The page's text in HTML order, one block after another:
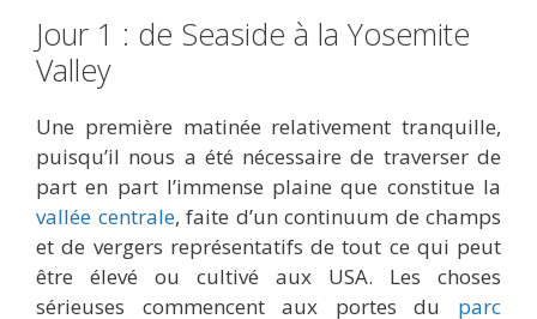
Jour 1 : de Seaside à la Yosemite
Valley
Une première matinée relativement tranquille,
puisqu’il nous a été nécessaire de traverser de
part en part l’immense plaine que constitue la
vallée centrale, faite d’un continuum de champs
et de vergers représentatifs de tout ce qui peut
être élevé ou cultivé aux USA. Les choses
sérieuses commencent aux portes du parc